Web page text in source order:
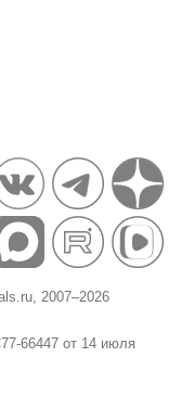
2007–2026
66447 от 14 июля